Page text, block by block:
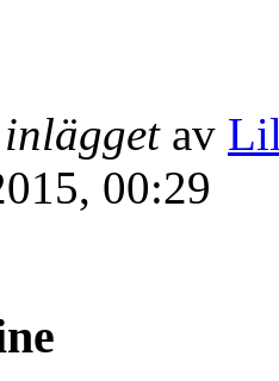
inläggetav
00:29